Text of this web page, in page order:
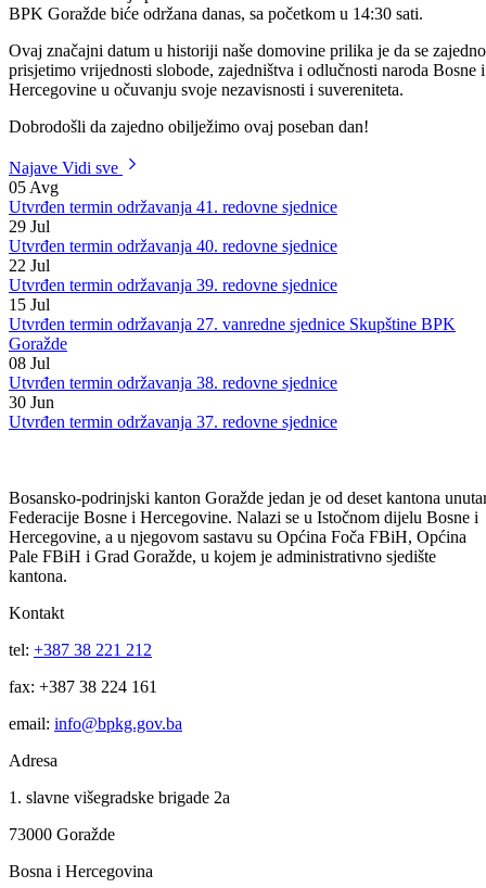
Podijeli:
Svečana akademija povodom 25. novembra Dana državnosti BiH u
BPK Goražde biće održana danas, sa početkom u 14:30 sati.
prisjetimo vrijednosti slobode, zajedništva i odlučnosti naroda Bosne i
Dobrodošli da zajedno obilježimo ovaj poseban dan!
Najave
05Avg
Utvrđen termin održavanja 41. redovne sjednice
29 Jul
Utvrđen termin održavanja 40. redovne sjednice
22 Jul
Utvrđen termin održavanja 39. redovne sjednice
15 Jul
Utvrđen termin održavanja 27. vanredne sjednice Skupštine BPK
Goražde
08 Jul